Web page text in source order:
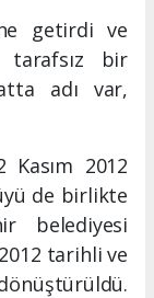
getirdi ve
tarafsız bir
adı var,
2012
de birlikte
belediyesi
tarihli ve